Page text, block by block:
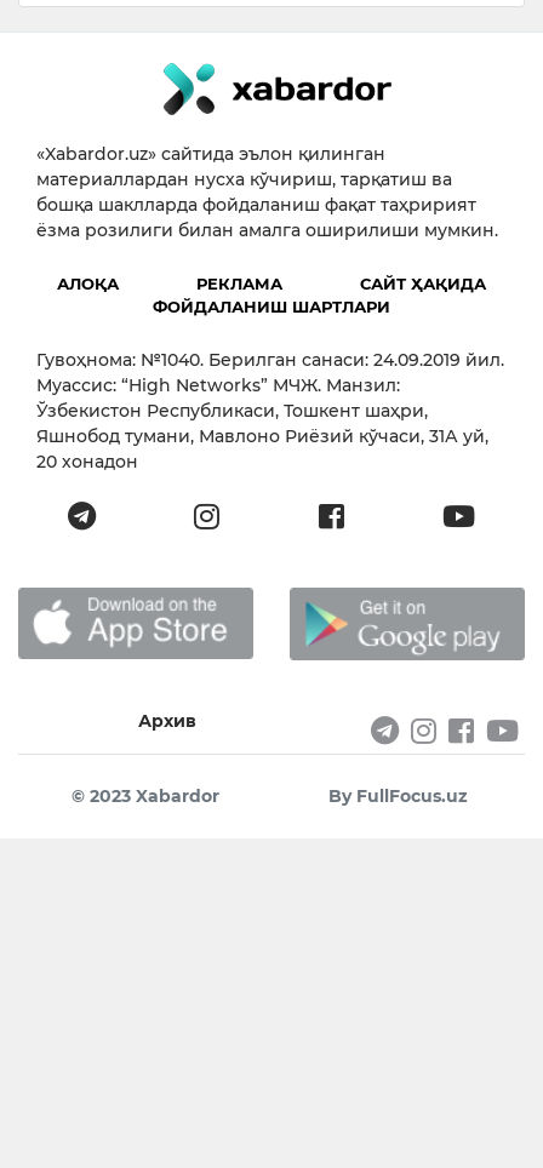
«Xabardor.uz» сайтида эълон қилинган
материаллардан нусха кўчириш, тарқатиш ва
бошқа шаклларда фойдаланиш фақат таҳририят
ёзма розилиги билан амалга оширилиши мумкин.
АЛОҚА РЕКЛАМА
САЙТ ҲАҚИДА
ФОЙДАЛАНИШ ШАРТЛАРИ
Гувоҳнома: №1040. Берилган санаси: 24.09.2019 йил.
Муассис: “High Networks” МЧЖ. Манзил:
Ўзбекистон Республикаси, Тошкент шаҳри,
Яшнобод тумани, Мавлоно Риёзий кўчаси, 31А уй,
20 хонадон
Архив
© 2023 Xabardor By FullFocus.uz